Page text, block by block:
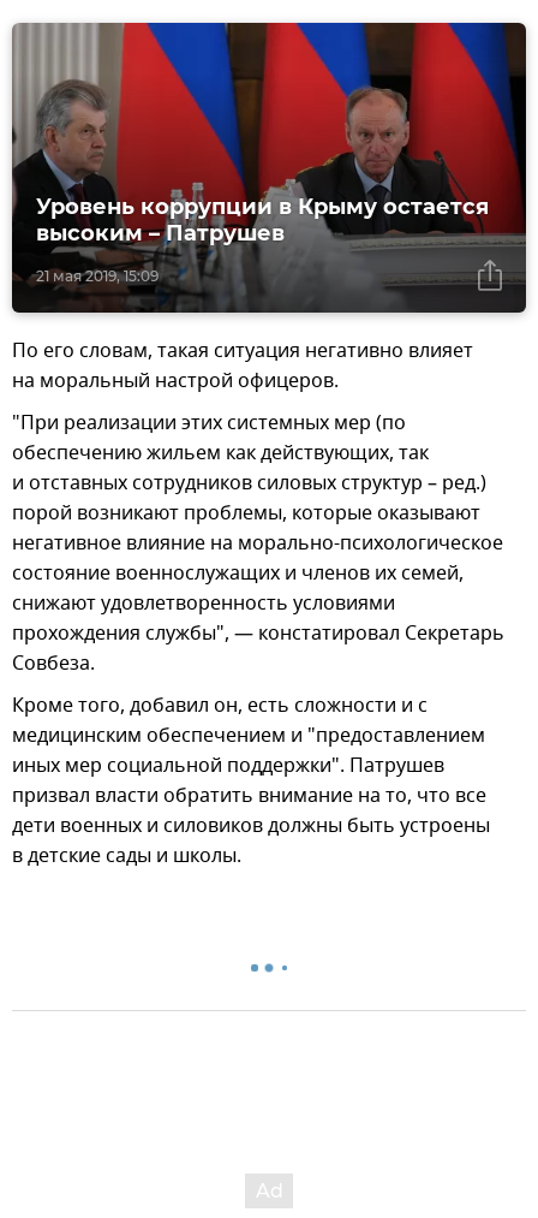
21 мая 2019, 15:09
Уровень коррупции в Крыму остается
высоким – Патрушев
По его словам, такая ситуация негативно влияет
на моральный настрой офицеров.
"При реализации этих системных мер (по
обеспечению жильем как действующих, так
и отставных сотрудников силовых структур – ред.)
порой возникают проблемы, которые оказывают
негативное влияние на морально-психологическое
состояние военнослужащих и членов их семей,
снижают удовлетворенность условиями
прохождения службы", — констатировал Секретарь
Совбеза.
Кроме того, добавил он, есть сложности и с
медицинским обеспечением и "предоставлением
иных мер социальной поддержки". Патрушев
призвал власти обратить внимание на то, что все
дети военных и силовиков должны быть устроены
в детские сады и школы.